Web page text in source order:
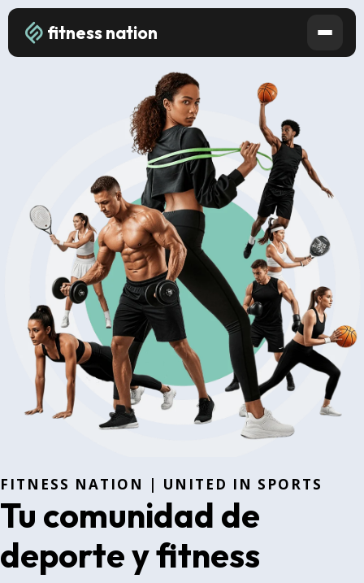
fitness nation
FITNESS NATION | UNITED IN SPORTS
Tu comunidad de
deporte y fitness